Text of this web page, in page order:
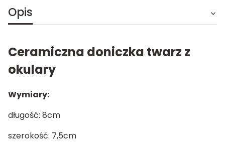
Opis
Ceramiczna doniczka twarz z
okulary
Wymiary:
długość: 8cm
szerokość: 7,5cm